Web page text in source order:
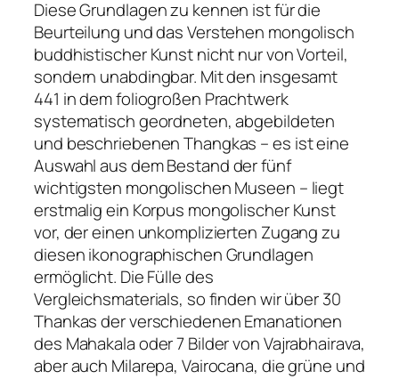
Diese Grundlagen zu kennen ist für die
Beurteilung und das Verstehen mongolisch
buddhistischer Kunst nicht nur von Vorteil,
sondern unabdingbar. Mit den insgesamt
441 in dem foliogroßen Prachtwerk
systematisch geordneten, abgebildeten
und beschriebenen Thangkas – es ist eine
Auswahl aus dem Bestand der fünf
wichtigsten mongolischen Museen – liegt
erstmalig ein Korpus mongolischer Kunst
vor, der einen unkomplizierten Zugang zu
diesen ikonographischen Grundlagen
ermöglicht. Die Fülle des
Vergleichsmaterials, so finden wir über 30
Thankas der verschiedenen Emanationen
des Mahakala oder 7 Bilder von Vajrabhairava,
aber auch Milarepa, Vairocana, die grüne und